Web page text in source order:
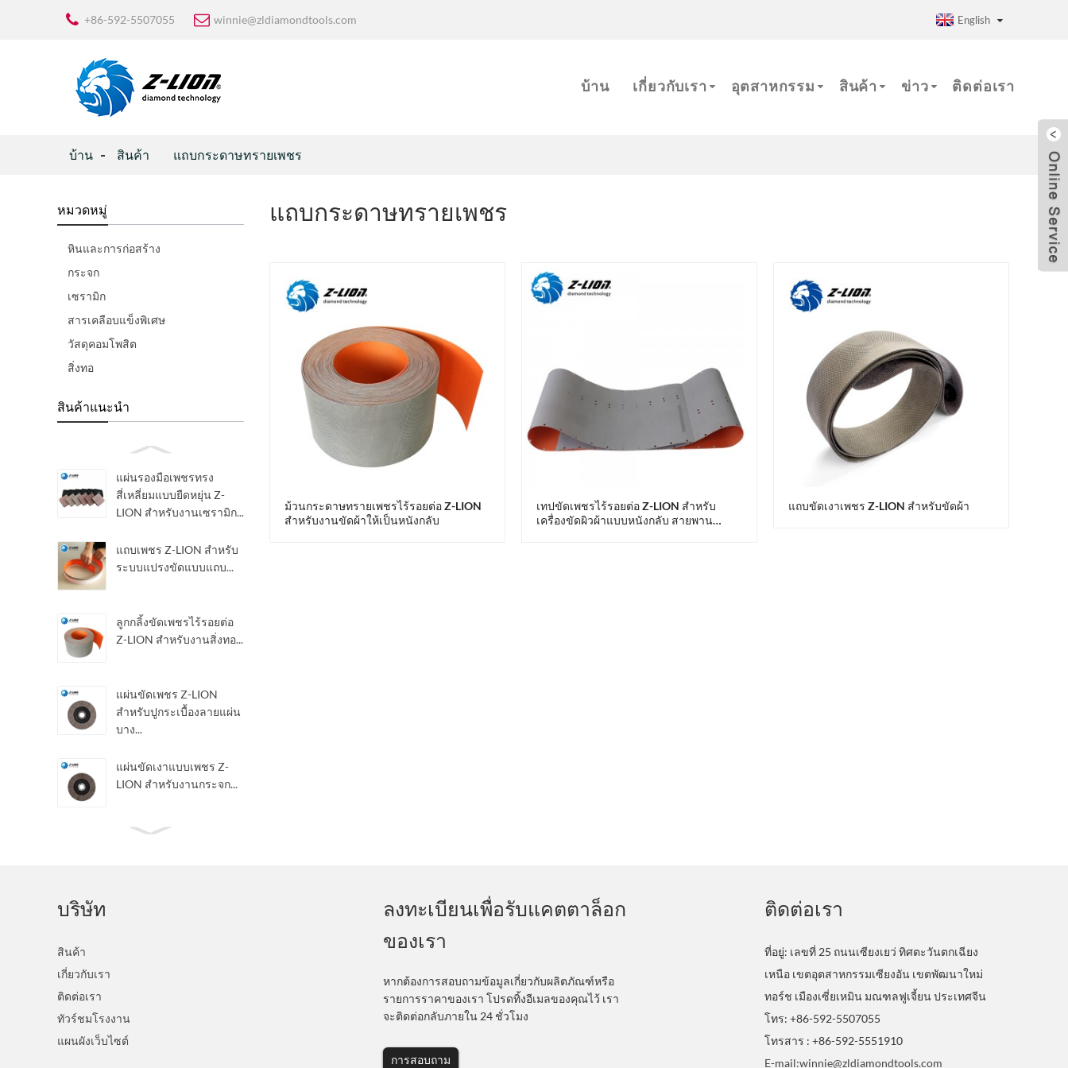
+86-592-5507055 winnie@zldiamondtools.com English
บ้าน เกี่ยวกับเรา อุตสาหกรรม สินค้า ข่าว ติดต่อเรา
บ้าน สินค้า แถบกระดาษทรายเพชร
หมวดหมู่
หินและการก่อสร้าง
กระจก
เซรามิก
สารเคลือบแข็งพิเศษ
วัสดุคอมโพสิต
สิ่งทอ
สินค้าแนะนำ
แผ่นรองมือเพชรทรง
สี่เหลี่ยมแบบยืดหยุ่น Z-
LION สำหรับงานเซรามิก...
แถบเพชร Z-LION สำหรับ
ระบบแปรงขัดแบบแถบ...
ลูกกลิ้งขัดเพชรไร้รอยต่อ
Z-LION สำหรับงานสิ่งทอ...
แผ่นขัดเพชร Z-LION
สำหรับปูกระเบื้องลายแผ่น
บาง...
แผ่นขัดเงาแบบเพชร Z-
LION สำหรับงานกระจก...
แผ่นผ้า QRS ลายเพชรแบบ
ช่องลมแบบไฮบริด
แถบกระดาษทรายเพชร
ม้วนกระดาษทรายเพชรไร้รอยต่อ Z-LION
สำหรับงานขัดผ้าให้เป็นหนังกลับ
เทปขัดเพชรไร้รอยต่อ Z-LION สำหรับ
เครื่องขัดผิวผ้าแบบหนังกลับ สายพาน
แถบขัดเงาเพชร Z-LION สำหรับขัดผ้า
บริษัท
สินค้า
เกี่ยวกับเรา
ติดต่อเรา
ทัวร์ชมโรงงาน
แผนผังเว็บไซต์
ลงทะเบียนเพื่อรับแคตตาล็อก
ของเรา
หากต้องการสอบถามข้อมูลเกี่ยวกับผลิตภัณฑ์หรือ
รายการราคาของเรา โปรดทิ้งอีเมลของคุณไว้ เรา
จะติดต่อกลับภายใน 24 ชั่วโมง
การสอบถาม
ติดต่อเรา
ที่อยู่: เลขที่ 25 ถนนเซียงเยว่ ทิศตะวันตกเฉียง
เหนือ เขตอุตสาหกรรมเซียงอัน เขตพัฒนาใหม่
ทอร์ช เมืองเซี่ยเหมิน มณฑลฟูเจี้ยน ประเทศจีน
โทร: +86-592-5507055
โทรสาร : +86-592-5551910
E-mail:winnie@zldiamondtools.com